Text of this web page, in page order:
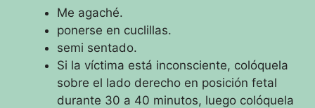
Me agaché.
ponerse en cuclillas.
semi sentado.
Si la víctima está inconsciente, colóquela
sobre el lado derecho en posición fetal
durante 30 a 40 minutos, luego colóquela